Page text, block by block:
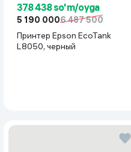
378 438 so'm/oyga
5 190 0006 487 500
Принтер Epson EcoTank
L8050, черный